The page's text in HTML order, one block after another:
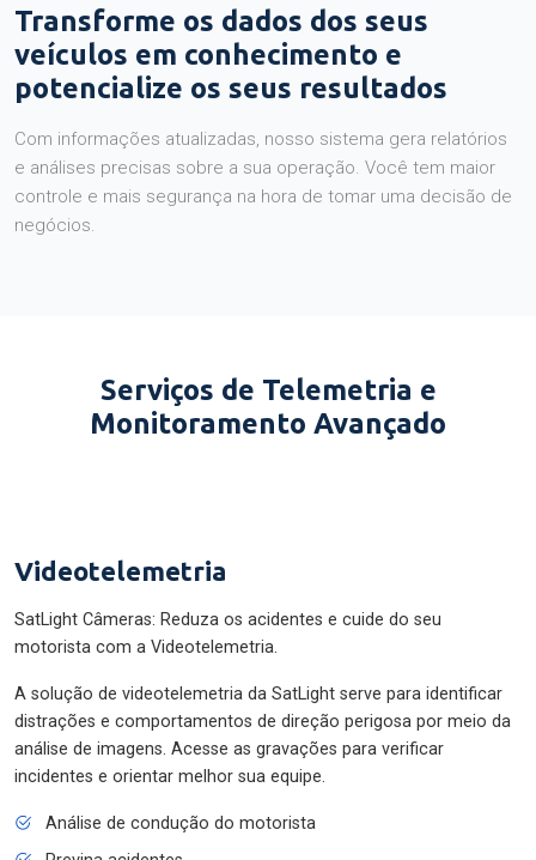
Transforme os dados dos seus
veículos em conhecimento e
potencialize os seus resultados
Com informações atualizadas, nosso sistema gera relatórios
e análises precisas sobre a sua operação. Você tem maior
controle e mais segurança na hora de tomar uma decisão de
negócios.
Serviços de Telemetria e
Monitoramento Avançado
Videotelemetria
SatLight Câmeras: Reduza os acidentes e cuide do seu
motorista com a Videotelemetria.
A solução de videotelemetria da SatLight serve para identificar
distrações e comportamentos de direção perigosa por meio da
análise de imagens. Acesse as gravações para verificar
incidentes e orientar melhor sua equipe.
Análise de condução do motorista